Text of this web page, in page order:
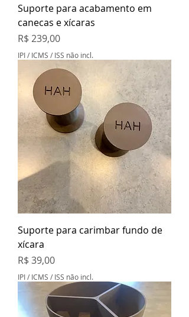
Suporte para acabamento em
canecas e xícaras
Preço
R$ 239,00
IPI / ICMS / ISS não incl.
Suporte para carimbar fundo de
xícara
Preço
R$ 39,00
IPI / ICMS / ISS não incl.